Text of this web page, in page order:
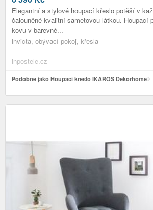
Elegantní a stylové houpací křeslo potěší v
čalouněné kvalitní sametovou látkou. Houpací
kovu v barevné...
invicta, obývací pokoj, křesla
inpostele.cz
Podobně jako Houpací křeslo IKAROS Dekorhome